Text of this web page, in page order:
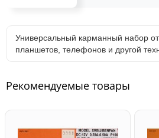
Универсальный карманный набор
планшетов, телефонов и другой
Рекомендуемые товары